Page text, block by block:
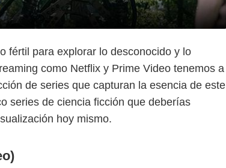
fértil para explorar lo desconocido y lo
como Netflix y Prime Video tenemos a
de series que capturan la esencia de este
series de ciencia ficción que deberías
hoy mismo.